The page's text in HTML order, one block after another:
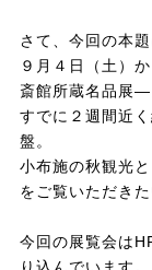
さて、今回の本
９月４日（土）
斎館所蔵名品展―
すでに２週間近
盤。
小布施の秋観光
をご覧いただきた
今回の展覧会は
り込んでいます。